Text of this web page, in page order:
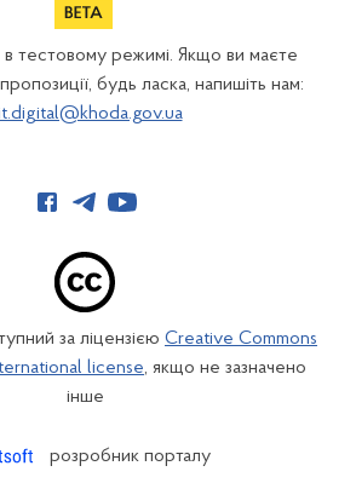
в тестовому режимі. Якщо ви маєте
будь ласка, напишіть нам:
за ліцензією Creative Commons
license, якщо не зазначено
інше
розробник порталу